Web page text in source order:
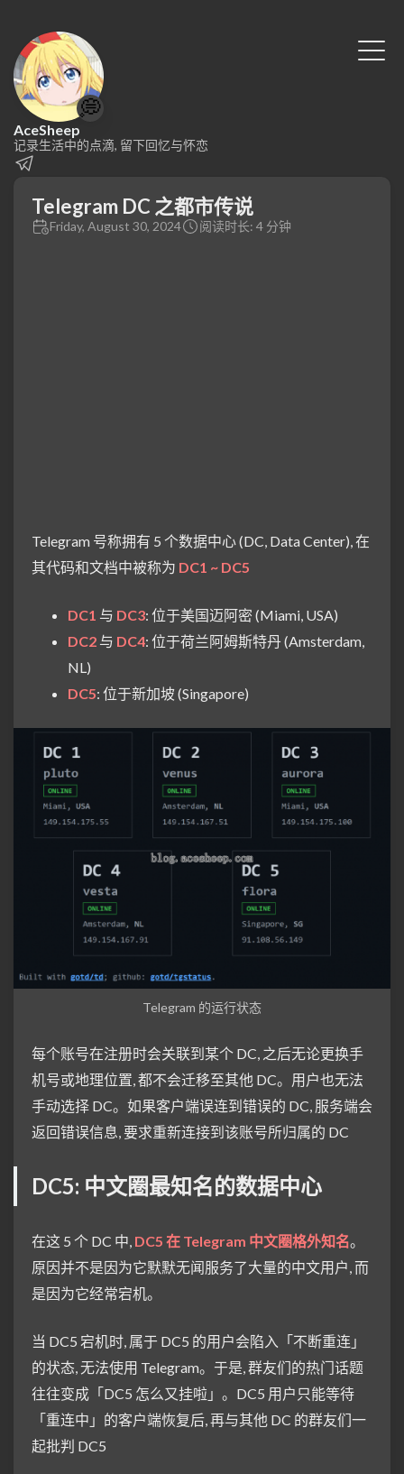
💭
AceSheep
记录生活中的点滴, 留下回忆与怀恋
Telegram DC 之都市传说
Friday, August 30, 2024 阅读时长: 4 分钟
Telegram 号称拥有 5 个数据中心 (DC, Data Center), 在
其代码和文档中被称为 DC1 ~ DC5
DC1 与 DC3: 位于美国迈阿密 (Miami, USA)
DC2 与 DC4: 位于荷兰阿姆斯特丹 (Amsterdam,
NL)
DC5: 位于新加坡 (Singapore)
Telegram 的运行状态
每个账号在注册时会关联到某个 DC, 之后无论更换手
机号或地理位置, 都不会迁移至其他 DC。用户也无法
手动选择 DC。如果客户端误连到错误的 DC, 服务端会
返回错误信息, 要求重新连接到该账号所归属的 DC
DC5: 中文圈最知名的数据中心
在这 5 个 DC 中, DC5 在 Telegram 中文圈格外知名。
原因并不是因为它默默无闻服务了大量的中文用户, 而
是因为它经常宕机。
当 DC5 宕机时, 属于 DC5 的用户会陷入「不断重连」
的状态, 无法使用 Telegram。于是, 群友们的热门话题
往往变成「DC5 怎么又挂啦」。DC5 用户只能等待
「重连中」的客户端恢复后, 再与其他 DC 的群友们一
起批判 DC5